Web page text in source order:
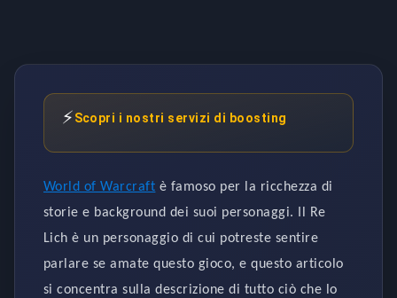
⚡Scopri i nostri servizi di boosting
World of Warcraft è famoso per la ricchezza di
storie e background dei suoi personaggi. Il Re
Lich è un personaggio di cui potreste sentire
parlare se amate questo gioco, e questo articolo
si concentra sulla descrizione di tutto ciò che lo